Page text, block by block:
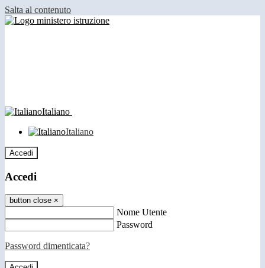
Salta al contenuto
Italiano
Italiano
Accedi
Accedi
button close ×
Nome Utente
Password
Password dimenticata?